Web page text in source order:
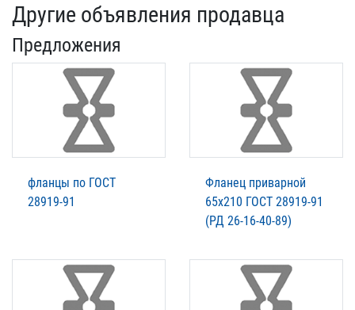
Другие объявления продавца
Предложения
фланцы по ГОСТ
28919-91
Фланец приварной
65x210 ГОСТ 28919-91
(РД 26-16-40-89)